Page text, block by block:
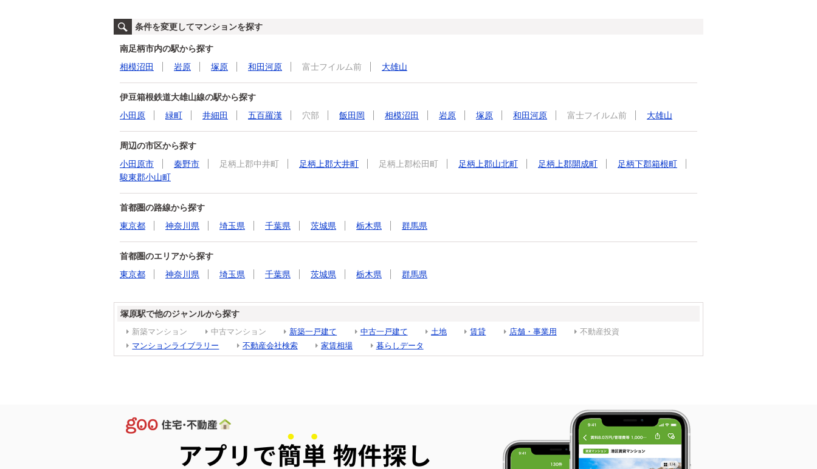
条件を変更してマンションを探す
南足柄市内の駅から探す
相模沼田
岩原 塚原 和田河原 富士フイルム前 大雄山
伊豆箱根鉄道大雄山線の駅から探す
小田原
緑町 井細田 五百羅漢 穴部 飯田岡 相模沼田 岩原 塚原 和田河原 富士フイルム前 大雄山
周辺の市区から探す
小田原市
秦野市 足柄上郡中井町 足柄上郡大井町 足柄上郡松田町 足柄上郡山北町 足柄上郡開成町
足柄下郡箱根町
駿東郡小山町
首都圏の路線から探す
東京都
神奈川県 埼玉県 千葉県 茨城県 栃木県 群馬県
首都圏のエリアから探す
東京都
神奈川県 埼玉県 千葉県 茨城県 栃木県 群馬県
塚原駅で他のジャンルから探す
新築マンション 中古マンション 新築一戸建て 中古一戸建て 土地 賃貸 店舗・事業用
不動産投資
マンションライブラリー
不動産会社検索 家賃相場 暮らしデータ